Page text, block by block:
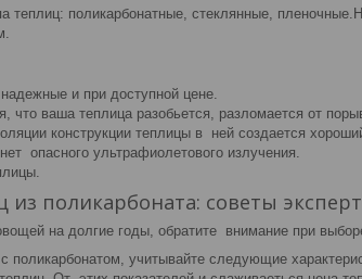
теплиц: поликарбонатные, стеклянные,
и при доступной цене.
что ваша теплица разобьется, разломается от
конструкции теплицы в ней создается
опасного ультрафиолетового излучения.
поликарбоната: советы
на долгие годы, обратите внимание при
поликарбонатом, учитывайте следующие